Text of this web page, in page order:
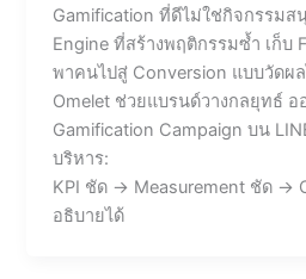
Gamification ที่ดีไม่ใช่กิจกรรมส
Engine ที่สร้างพฤติกรรมซ้ำ เก็บ
พาคนไปสู่ Conversion แบบวัดผ
Omelet ช่วยแบรนด์วางกลยุทธ์
Gamification Campaign บน
บริหาร:
KPI ชัด → Measurement ชัด →
อธิบายได้